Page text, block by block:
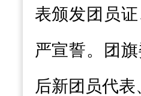
表颁发团员
严宣誓。团
后新团员代